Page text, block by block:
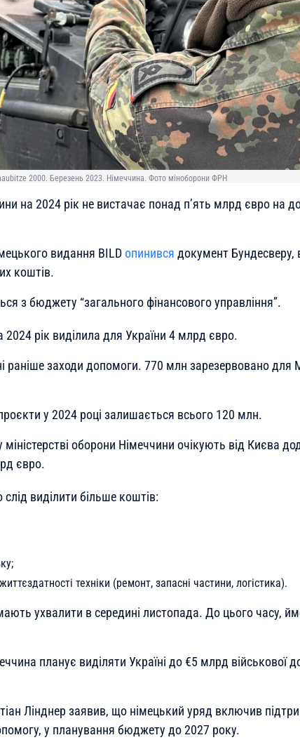
2000. Березень 2023. Німеччина. Фото міноборони ФРН
на 2024 рік не вистачає понад п’ять млрд євро на
видання BILDопинився документ Бундесверу,
коштів.
з бюджету “загального фінансового управління”.
2024 рік виділила для України 4 млрд євро.
раніше заходи допомоги. 770 млн зарезервовано
у 2024 році залишається всього 120 млн.
оборони Німеччини очікують від Києва
євро.
виділити більше коштів:
техніки (ремонт, запасні частини, логістика).
ухвалити в середині листопада. До цього часу,
планує виділяти Україні до €5 млрд військової
Лінднер заявив, що німецький уряд включив
у планування бюджету до 2027 року.